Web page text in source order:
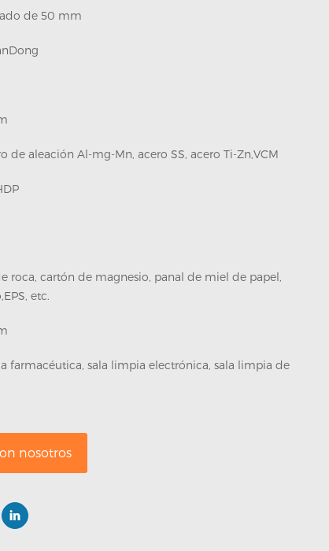
de 50 mm
de aleación Al-mg-Mn, acero SS, acero Ti-Zn,VCM
roca, cartón de magnesio, panal de miel de papel,
etc.
farmacéutica, sala limpia electrónica, sala limpia de
nosotros